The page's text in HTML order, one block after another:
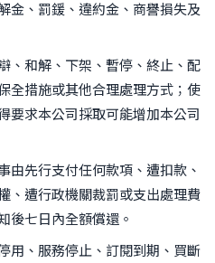
金、罰鍰、違約金、商譽損失及
、和解、下架、暫停、終止、配
全措施或其他合理處理方式；使
要求本公司採取可能增加本公司
由先行支付任何款項、遭扣款、
、遭行政機關裁罰或支出處理費
後七日內全額償還。
用、服務停止、訂閱到期、買斷